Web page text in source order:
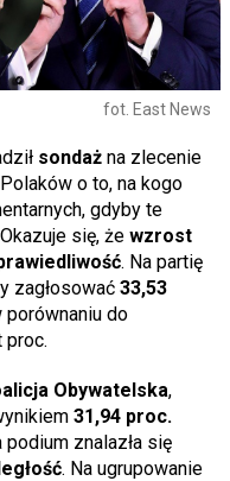
fot. East News
sondaż na zlecenie
o to, na kogo
gdyby te
się, że wzrost
. Na partię
zagłosować 33,53
do
proc.
Obywatelska,
31,94 proc.
znalazła się
. Na ugrupowanie